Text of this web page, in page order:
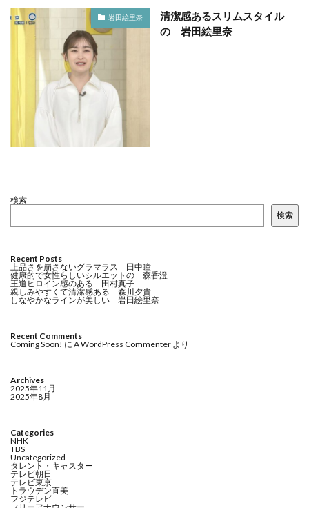
岩田絵里奈
清潔感あるスリムスタイル
の 岩田絵里奈
検索
検索
Recent Posts
上品さを崩さないグラマラス 田中瞳
健康的で女性らしいシルエットの 森香澄
王道ヒロイン感のある 田村真子
親しみやすくて清潔感ある 森川夕貴
しなやかなラインが美しい 岩田絵里奈
Recent Comments
Coming Soon! に A WordPress Commenter より
Archives
2025年11月
2025年8月
Categories
NHK
TBS
Uncategorized
タレント・キャスター
テレビ朝日
テレビ東京
トラウデン直美
フジテレビ